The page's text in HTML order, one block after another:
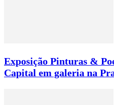
Exposição Pinturas &
Capital em galeria na